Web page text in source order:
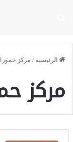
الرئيسية / مركز
مركز